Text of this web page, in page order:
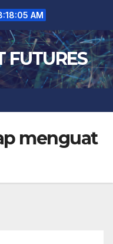
AM
FUTURES
menguat